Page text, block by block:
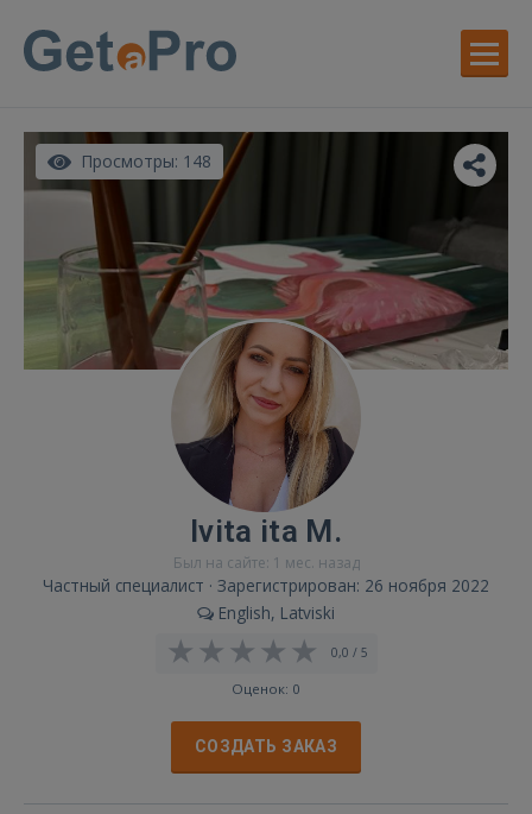
Просмотры: 148
Ivita ita M.
Был на сайте: 1 мес. назад
Частный специалист · Зарегистрирован: 26 ноября 2022
English, Latviski
0,0 / 5
Оценок: 0
СОЗДАТЬ ЗАКАЗ